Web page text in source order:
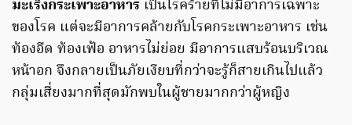
มะเร็งกระเพาะอาหาร เป็นโรคร้ายที่ไม่มีอาการเฉพาะ
ของโรค แต่จะมีอาการคล้ายกับโรคกระเพาะอาหาร เช่น
ท้องอืด ท้องเฟ้อ อาหารไม่ย่อย มีอาการแสบร้อนบริเวณ
หน้าอก จึงกลายเป็นภัยเงียบที่กว่าจะรู้ก็สายเกินไปแล้ว
กลุ่มเสี่ยงมากที่สุดมักพบในผู้ชายมากกว่าผู้หญิง